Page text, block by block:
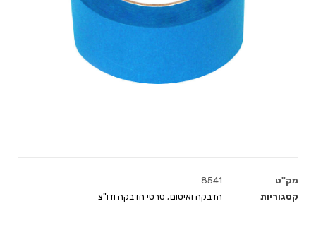
מק"ט
8541
קטגוריות
הדבקה ואיטום, סרטי הדבקה ודו"צ